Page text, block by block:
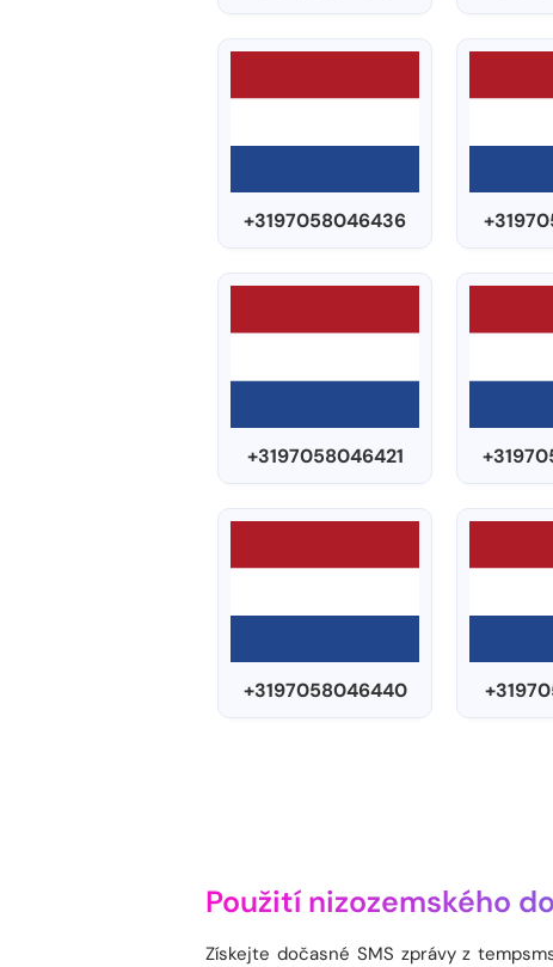
+3197058046436
+3197058046421
+3197058046440
Použití nizozemského
Získejte dočasné SMS zprávy z